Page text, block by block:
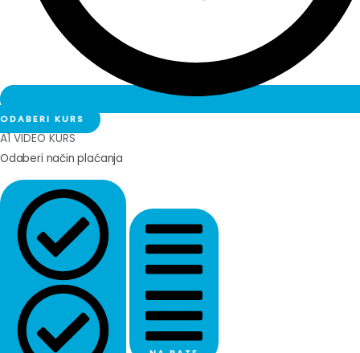
ODABERI KURS
A1 VIDEO KURS
Odaberi način plaćanja